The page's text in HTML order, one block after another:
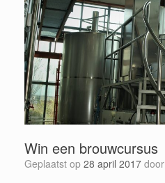
Win een brouwcursus
Geplaatst op 28 april 2017 door